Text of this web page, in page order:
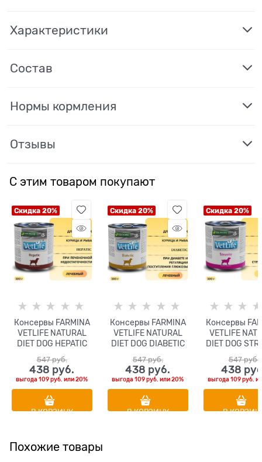
Характеристики
Состав
Нормы кормления
Отзывы
С этим товаром покупают
Скидка 20%
Консервы FARMINA
VETLIFE NATURAL
DIET DOG HEPATIC
всех пород с
курицей и рыбой
диета при
печеночной
недостаточности
547 руб.
438 руб.
выгода109 руб. или20%
В КОРЗИНУ
Скидка 20%
Консервы FARMINA
VETLIFE NATURAL
DIET DOG DIABETIC
всех пород с
курицей и рыбой
диета при диабете
и регуляции
поступления
547 руб.
438 руб.
выгода109 руб. или20%
В КОРЗИНУ
Скидка 20%
Консервы
VETLIFE
DIET DOG
всех
курицей и
диета при
струвитного
547 руб.
438
выгода109 руб.
В
Похожие товары